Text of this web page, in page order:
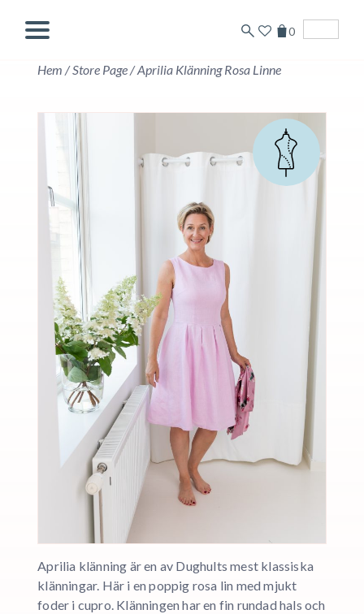
0
Hem /Store Page/Aprilia Klänning Rosa Linne
Aprilia klänning är en av Dughults mest klassiska
klänningar. Här i en poppig rosa lin med mjukt
foder i cupro. Klänningen har en fin rundad hals och